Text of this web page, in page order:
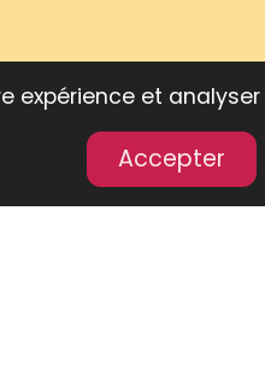
expérience et
Accepter